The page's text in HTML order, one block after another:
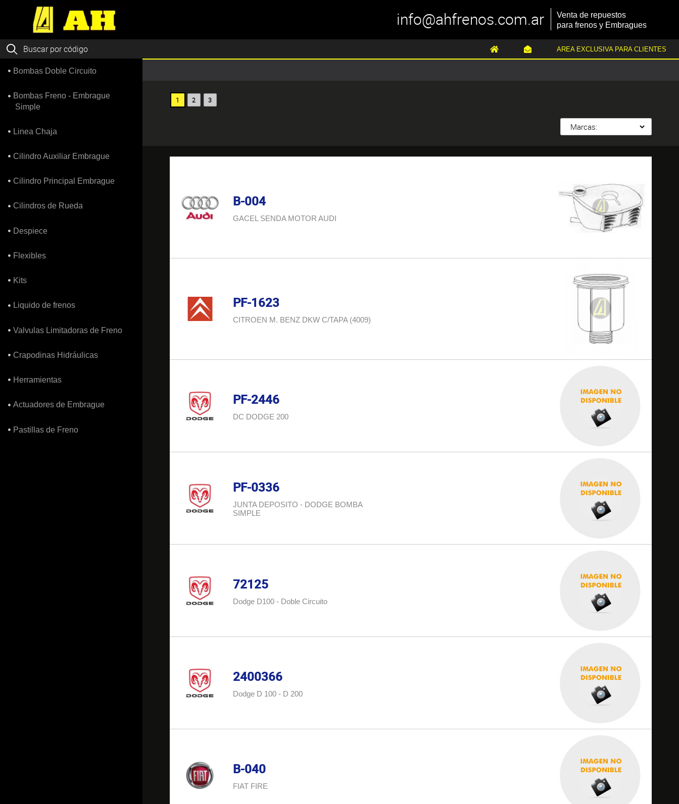
info@ahfrenos.com.ar
Venta de repuestos
para frenos y Embragues
Bombas Doble Circuito
Bombas Freno - Embrague
Simple
Linea Chaja
Cilindro Auxiliar Embrague
Cilindro Principal Embrague
Cilindros de Rueda
Despiece
Flexibles
Kits
Liquido de frenos
Valvulas Limitadoras de Freno
Crapodinas Hidráulicas
Herramientas
Actuadores de Embrague
Pastillas de Freno
AREA EXCLUSIVA PARA CLIENTES
1 2 3
B-004
GACEL SENDA MOTOR AUDI
PF-1623
CITROEN M. BENZ DKW C/TAPA (4009)
PF-2446
DC DODGE 200
PF-0336
JUNTA DEPOSITO - DODGE BOMBA
SIMPLE
72125
Dodge D100 - Doble Circuito
2400366
Dodge D 100 - D 200
B-040
FIAT FIRE